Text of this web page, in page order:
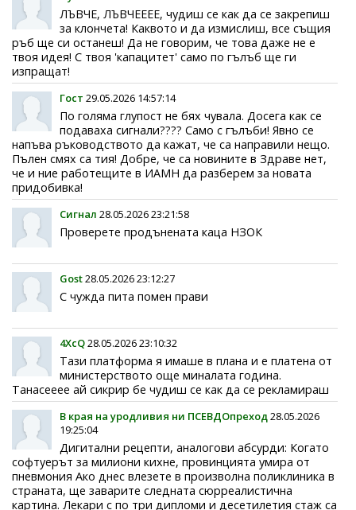
ЛЪВЧЕ, ЛЪВЧЕЕЕЕ, чудиш се как да се закрепиш
за клончета! Каквото и да измислиш, все същия
ръб ще си останеш! Да не говорим, че това даже не е
твоя идея! С твоя 'капацитет' само по гълъб ще ги
изпращат!
Гост 29.05.2026 14:57:14
По голяма глупост не бях чувала. Досега как се
подаваха сигнали???? Само с гълъби! Явно се
напъва ръководството да кажат, че са направили нещо.
Пълен смях са тия! Добре, че са новините в Здраве нет,
че и ние работещите в ИАМН да разберем за новата
придобивка!
Сигнал 28.05.2026 23:21:58
Проверете продънената каца НЗОК
Gost28.05.2026 23:12:27
С чужда пита помен прави
4XcQ28.05.2026 23:10:32
Тази платформа я имаше в плана и е платена от
министерството още миналата година.
Танасееее ай сикрир бе чудиш се как да се рекламираш
В края на уродливия ни ПСЕВДОпреход28.05.2026
19:25:04
Дигитални рецепти, аналогови абсурди: Когато
софтуерът за милиони кихне, провинцията умира от
пневмония Ако днес влезете в произволна поликлиника в
страната, ще заварите следната сюрреалистична
картина. Лекари с по три дипломи и десетилетия стаж са